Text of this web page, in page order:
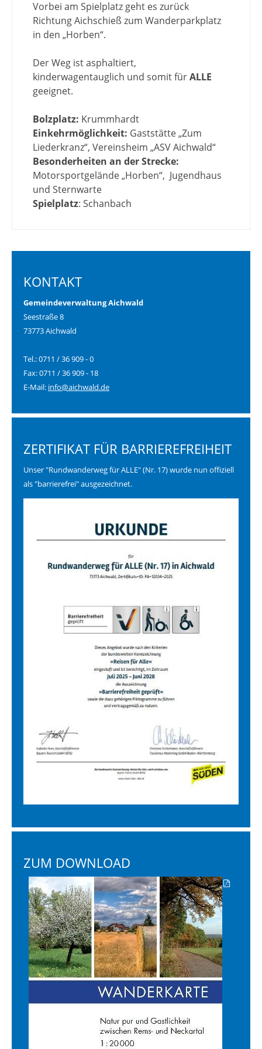
Vorbei am Spielplatz geht es zurück
Richtung Aichschieß zum Wanderparkplatz
in den „Horben“.
Der Weg ist asphaltiert,
kinderwagentauglich und somit fürALLE
geeignet.
Bolzplatz: Krummhardt
Einkehrmöglichkeit: Gaststätte „Zum
Liederkranz“, Vereinsheim „ASV Aichwald“
Besonderheiten an der Strecke:
Motorsportgelände „Horben“, Jugendhaus
und Sternwarte
Spielplatz: Schanbach
KONTAKT
Gemeindeverwaltung Aichwald
Seestraße 8
73773 Aichwald
Tel.: 0711 / 36 909 - 0
Fax: 0711 / 36 909 - 18
E-Mail: info@aichwald.de
ZERTIFIKAT FÜR BARRIEREFREIHEIT
Unser "Rundwanderweg für ALLE" (Nr. 17) wurde nun offiziell
als "barrierefrei" ausgezeichnet.
ZUM DOWNLOAD